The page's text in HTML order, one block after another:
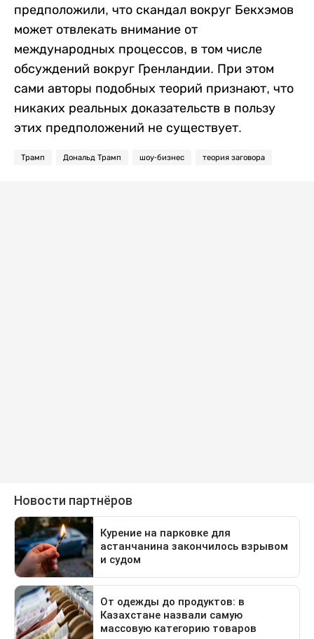
предположили, что скандал вокруг Бекхэмов
может отвлекать внимание от
международных процессов, в том числе
обсуждений вокруг Гренландии. При этом
сами авторы подобных теорий признают, что
никаких реальных доказательств в пользу
этих предположений не существует.
Трамп Дональд Трамп шоу-бизнес теория заговора